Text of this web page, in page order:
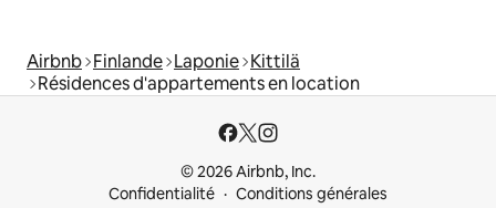
Airbnb Finlande Laponie Kittilä
Résidences d'appartements en location
© 2026 Airbnb, Inc.
Confidentialité
Conditions générales